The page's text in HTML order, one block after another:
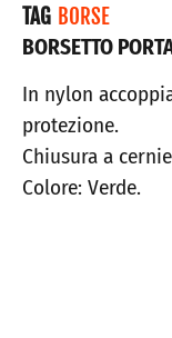
TAG BORSE
BORSETTO
In nylon
protezione.
Chiusura a
Colore: Verde.